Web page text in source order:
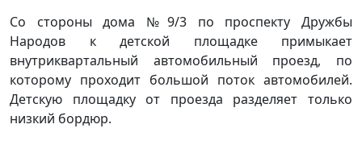
Со стороны дома №9/3 по проспекту Дружбы
Народов к детской площадке примыкает
внутриквартальный автомобильный проезд, по
которому проходит большой поток автомобилей.
Детскую площадку от проезда разделяет только
низкий бордюр.